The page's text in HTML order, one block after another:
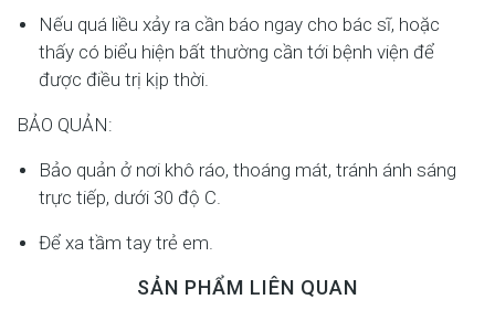
Nếu quá liều xảy ra cần báo ngay cho bác sĩ, hoặc
thấy có biểu hiện bất thường cần tới bệnh viện để
được điều trị kịp thời.
BẢO QUẢN:
Bảo quản ở nơi khô ráo, thoáng mát, tránh ánh sáng
trực tiếp, dưới 30 độ C.
Để xa tầm tay trẻ em.
SẢN PHẨM LIÊN QUAN